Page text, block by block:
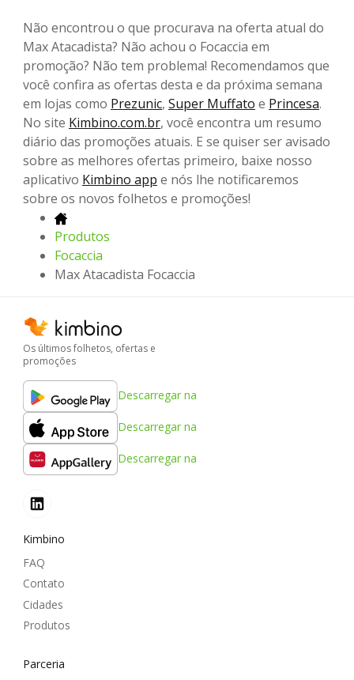
Não encontrou o que procurava na oferta atual do
Max Atacadista? Não achou o Focaccia em
promoção? Não tem problema! Recomendamos que
você confira as ofertas desta e da próxima semana
em lojas como Prezunic, Super Muffato e Princesa.
No site Kimbino.com.br, você encontra um resumo
diário das promoções atuais. E se quiser ser avisado
sobre as melhores ofertas primeiro, baixe nosso
aplicativo Kimbino app e nós lhe notificaremos
sobre os novos folhetos e promoções!
Produtos
Focaccia
Max Atacadista Focaccia
Os últimos folhetos, ofertas e
promoções
Descarregar na
Descarregar na
Descarregar na
Kimbino
FAQ
Contato
Cidades
Produtos
Parceria